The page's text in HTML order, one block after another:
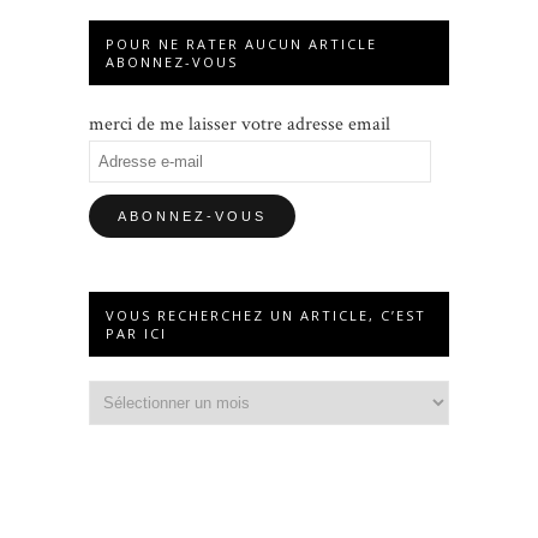
POUR NE RATER AUCUN ARTICLE
ABONNEZ-VOUS
merci de me laisser votre adresse email
Adresse
e-
mail
VOUS RECHERCHEZ UN ARTICLE, C’EST
PAR ICI
Vous